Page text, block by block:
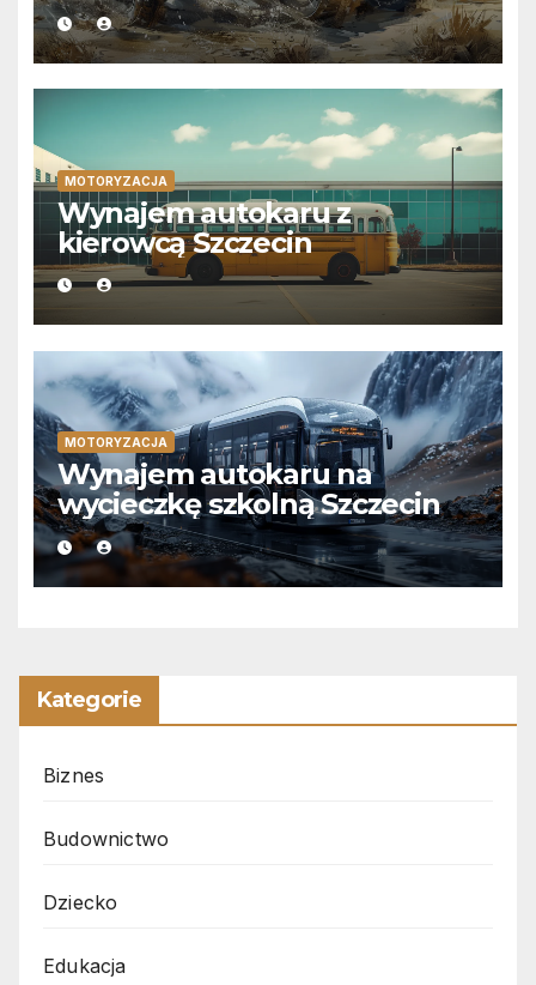
MOTORYZACJA
Wynajem autokaru z
kierowcą Szczecin
MOTORYZACJA
Wynajem autokaru na
wycieczkę szkolną Szczecin
Kategorie
Biznes
Budownictwo
Dziecko
Edukacja